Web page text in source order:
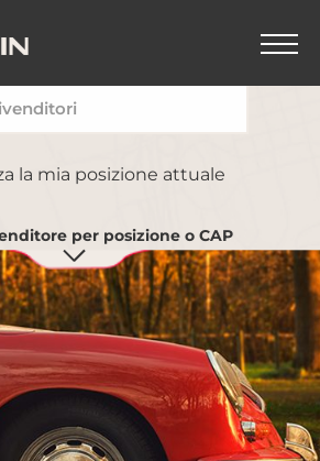
VICINO A TE
la mia posizione attuale
per posizione o CAP